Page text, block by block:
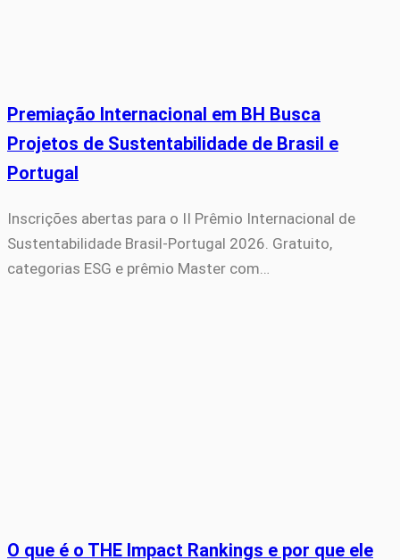
Premiação Internacional em BH Busca
Projetos de Sustentabilidade de Brasil e
Portugal
Inscrições abertas para o II Prêmio Internacional de
Sustentabilidade Brasil-Portugal 2026. Gratuito,
categorias ESG e prêmio Master com…
O que é o THE Impact Rankings e por que ele